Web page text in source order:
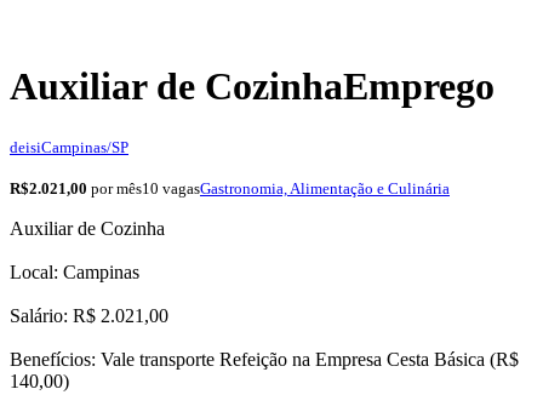
Auxiliar de CozinhaEmprego
deisiCampinas/SP
R$2.021,00 por mês10 vagasGastronomia, Alimentação e Culinária
Auxiliar de Cozinha
Local: Campinas
Salário: R$ 2.021,00
Benefícios: Vale transporte Refeição na Empresa Cesta Básica (R$
140,00)